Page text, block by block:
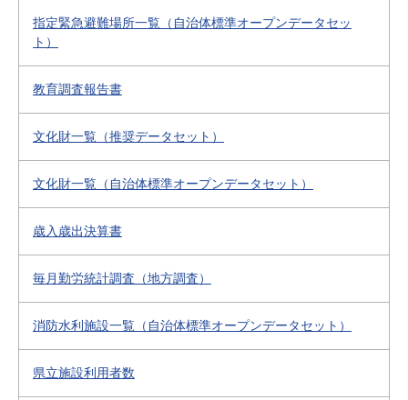
指定緊急避難場所一覧（自治体標準オープンデータセッ
ト）
教育調査報告書
文化財一覧（推奨データセット）
文化財一覧（自治体標準オープンデータセット）
歳入歳出決算書
毎月勤労統計調査（地方調査）
消防水利施設一覧（自治体標準オープンデータセット）
県立施設利用者数